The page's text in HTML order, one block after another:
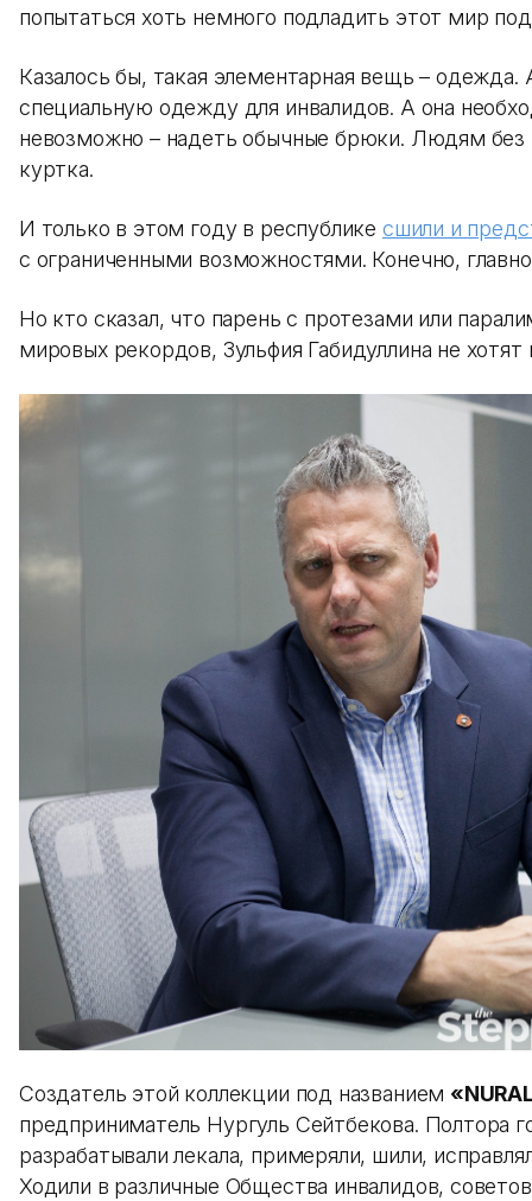
попытаться хоть немного подладить этот мир
Казалось бы, такая элементарная вещь – одежда.
специальную одежду для инвалидов. А она
невозможно – надеть обычные брюки. Людям без
куртка.
И только в этом году в республике сшили и
с ограниченными возможностями. Конечно,
Но кто сказал, что парень с протезами или
мировых рекордов, Зульфия Габидуллина не
Создатель этой коллекции под названием
предприниматель Нургуль Сейтбекова. Полтора
разрабатывали лекала, примеряли, шили,
Ходили в различные Общества инвалидов,